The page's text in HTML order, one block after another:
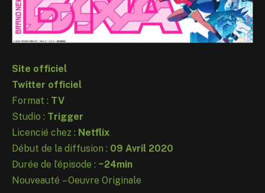
Site officiel
Twitter officiel
Format : TV
Studio : Trigger
Licencié chez : Netflix
Début de la diffusion : 09 Avril 2020
Durée de l’épisode : ~24min
Nouveauté – Oeuvre Originale